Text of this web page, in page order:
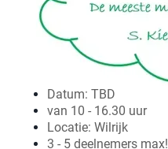
Datum: TBD
van 10 - 16.30 uur
Locatie: Wilrijk
3 - 5 deelnemers max!